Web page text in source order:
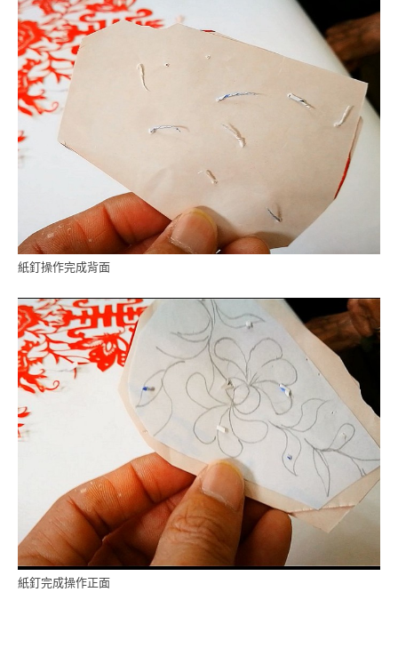
紙釘操作完成背面
紙釘完成操作正面